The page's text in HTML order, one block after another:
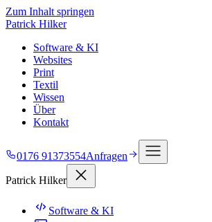
Zum Inhalt springen
Patrick Hilker
Software & KI
Websites
Print
Textil
Wissen
Über
Kontakt
0176 91373554Anfragen
Patrick Hilker
Software & KI